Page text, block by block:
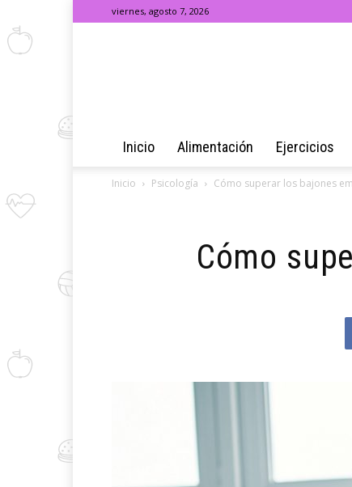
viernes, agosto 7, 2026
Inicio Alimentación Ejercicios
Inicio Psicología Cómo superar los bajones
Cómo